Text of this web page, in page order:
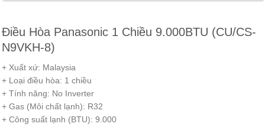
Điều Hòa Panasonic 1 Chiều 9.000BTU (CU/CS-
N9VKH-8)
+ Xuất xứ: Malaysia
+ Loại điều hòa: 1 chiều
+ Tính năng: No Inverter
+ Gas (Môi chất lạnh): R32
+ Công suất lạnh (BTU): 9.000